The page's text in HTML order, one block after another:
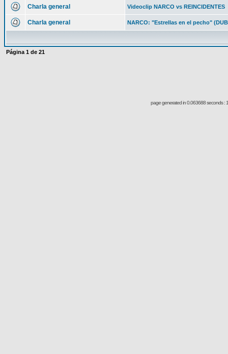
Charla general Videoclip NARCO vs REINCIDENTES
Charla general NARCO: "Estrellas en el pecho"
Página 1 de 21
page generated in 0.063688 seconds :